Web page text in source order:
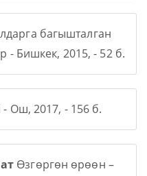
багышталган
- Бишкек, 2015, - 52 б.
Ош, 2017, - 156 б.
Өзгөргөн өрөөн –